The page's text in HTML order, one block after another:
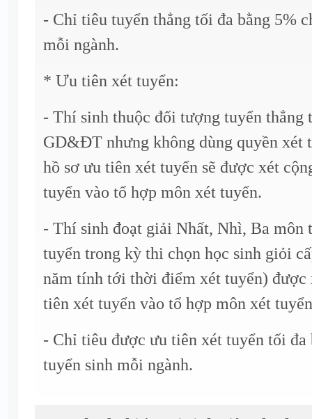
- Chỉ tiêu tuyển thẳng tối đa bằng 5%
mỗi ngành.
* Ưu tiên xét tuyển:
- Thí sinh thuộc đối tượng tuyển thẳng
GD&ĐT nhưng không dùng quyền xét
hồ sơ ưu tiên xét tuyển sẽ được xét
tuyển vào tổ hợp môn xét tuyển.
- Thí sinh đoạt giải Nhất, Nhì, Ba môn
tuyển trong kỳ thi chọn học sinh giỏi
năm tính tới thời điểm xét tuyển) được
tiên xét tuyển vào tổ hợp môn xét
- Chỉ tiêu được ưu tiên xét tuyển tối đa
tuyển sinh mỗi ngành.